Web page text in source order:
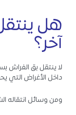
هل
آخر؟
لا ينتقل بق الفراش
داخل الأغراض التي
ومن وسائل انتقاله